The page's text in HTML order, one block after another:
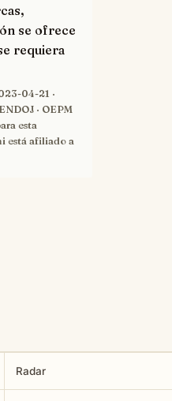
se ofrece
requiera
04-21 ·
· OEPM
esta
está afiliado a
Radar